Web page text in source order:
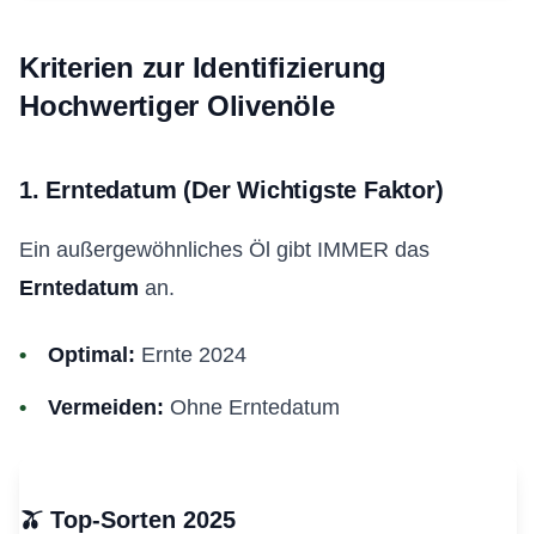
Kriterien zur Identifizierung
Hochwertiger Olivenöle
1. Erntedatum (Der Wichtigste Faktor)
Ein außergewöhnliches Öl gibt IMMER das
Erntedatum an.
Optimal: Ernte 2024
Vermeiden: Ohne Erntedatum
🫒 Top-Sorten 2025